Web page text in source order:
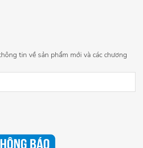
tin về sản phẩm mới và các chương